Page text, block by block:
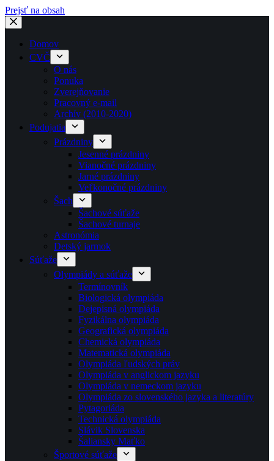
Prejsť na obsah
Domov
CVČ
O nás
Ponuka
Zverejňovanie
Pracovný e-mail
Archív (2010-2020)
Podujatia
Prázdniny
Jesenné prázdniny
Vianočné prázdniny
Jarné prázdniny
Veľkonočné prázdniny
Šach
Šachové súťaže
Šachové turnaje
Astronómia
Detský jarmok
Súťaže
Olympiády a súťaže
Termínovník
Biologická olympiáda
Dejepisná olympiáda
Fyzikálna olympiáda
Geografická olympiáda
Chemická olympiáda
Matematická olympiáda
Olympiáda ľudských práv
Olympiáda v anglickom jazyku
Olympiáda v nemeckom jazyku
Olympiáda zo slovenského jazyka a literatúry
Pytagoriáda
Technická olympiáda
Slávik Slovenska
Šaliansky Maťko
Športové súťaže